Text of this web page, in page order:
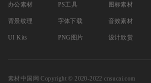
办公素材
背景纹理
UI Kits
PS工具
字体下载
PNG图片
图标素材
音效素材
设计欣赏
素材中国网 Copyright © 2020-2022 cnsucai.com